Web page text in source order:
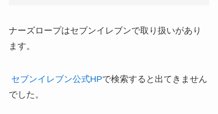
ナーズロープはセブンイレブンで取り扱いがあり
ます。
セブンイレブン公式HPで検索すると出てきません
でした。